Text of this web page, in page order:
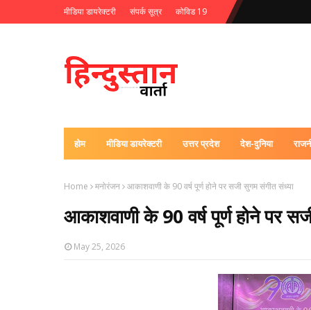
मीडिया डायरेक्टरी संपर्क सूत्र कोविड 19
होम मीडिया डायरेक्टरी उत्तर प्रदेश देश-दुनिया
Home मनोरंजन आकाशवाणी के 90 वर्ष पूर्ण होने पर सजी सुगम संगीत संध्या
आकाशवाणी के 90 वर्ष पूर्ण होने पर
May 25, 2026